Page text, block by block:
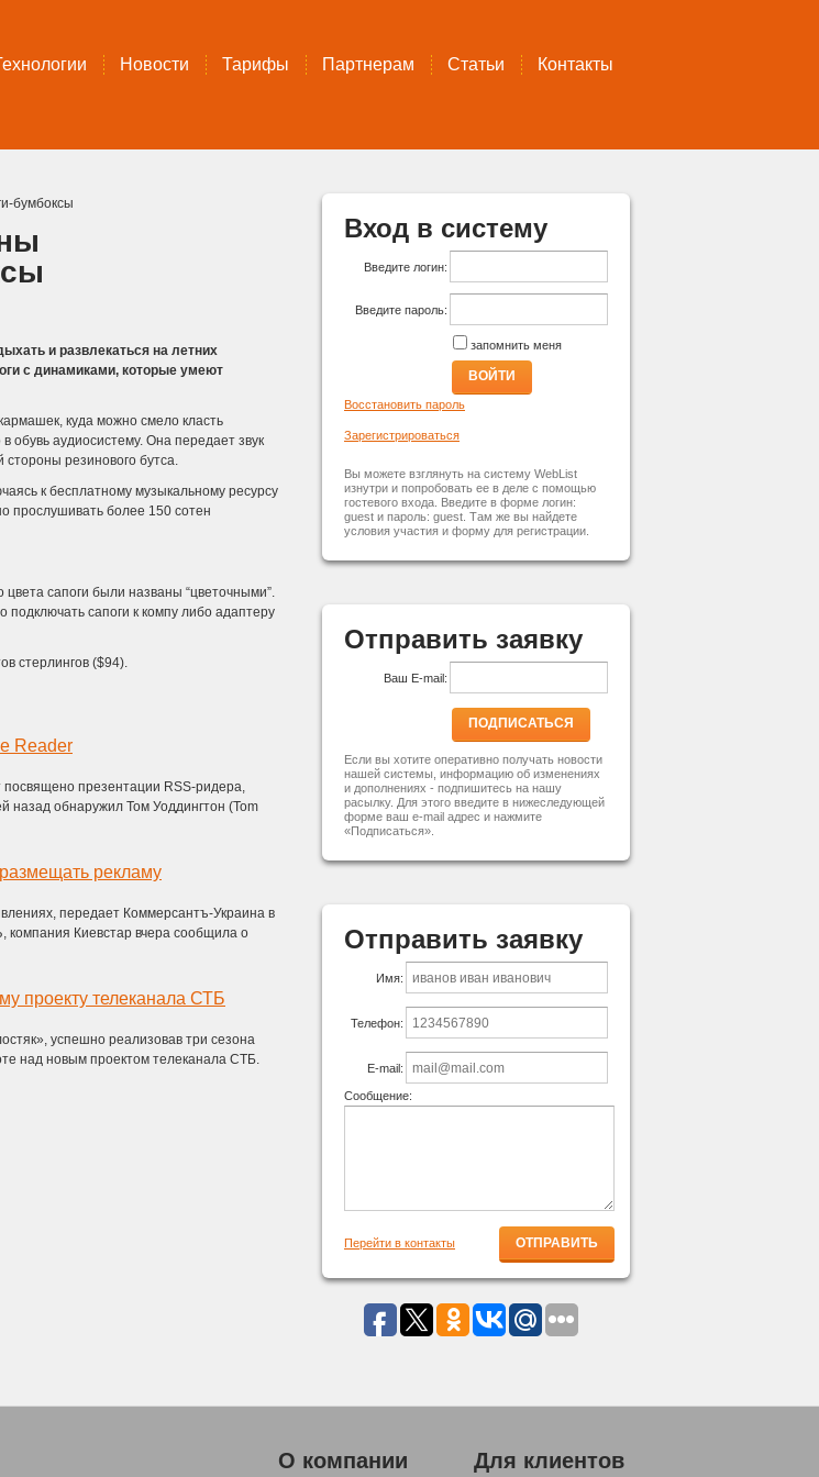
Новости Тарифы Партнерам Статьи Контакты
бумбоксы
и развлекаться на летних
с динамиками, которые умеют
куда можно смело класть
обувь аудиосистему. Она передает звук
резинового бутса.
к бесплатному музыкальному ресурсу
прослушивать более 150 сотен
сапоги были названы “цветочными”.
сапоги к компу либо адаптеру
стерлингов ($94).
Reader
презентации RSS-ридера,
назад обнаружил Том Уоддингтон (Tom
рекламу
передает Коммерсантъ-Украина в
Киевстар вчера сообщила о
проекту телеканала СТБ
успешно реализовав три сезона
над новым проектом телеканала СТБ.
Вход в систему
Введите логин:
Введите пароль:
запомнить меня
ВОЙТИ
Восстановить пароль
Зарегистрироваться
Вы можете взглянуть на систему WebList
изнутри и попробовать ее в деле с помощью
гостевого входа. Введите в форме логин:
guest и пароль: guest. Там же вы найдете
условия участия и форму для регистрации.
Отправить заявку
Ваш E-mail:
ПОДПИСАТЬСЯ
Если вы хотите оперативно получать новости
нашей системы, информацию об изменениях
и дополнениях - подпишитесь на нашу
расылку. Для этого введите в нижеследующей
форме ваш e-mail адрес и нажмите
«Подписаться».
Отправить заявку
Имя:
Телефон:
E-mail:
Сообщение:
Перейти в контакты
О компании Для клиентов